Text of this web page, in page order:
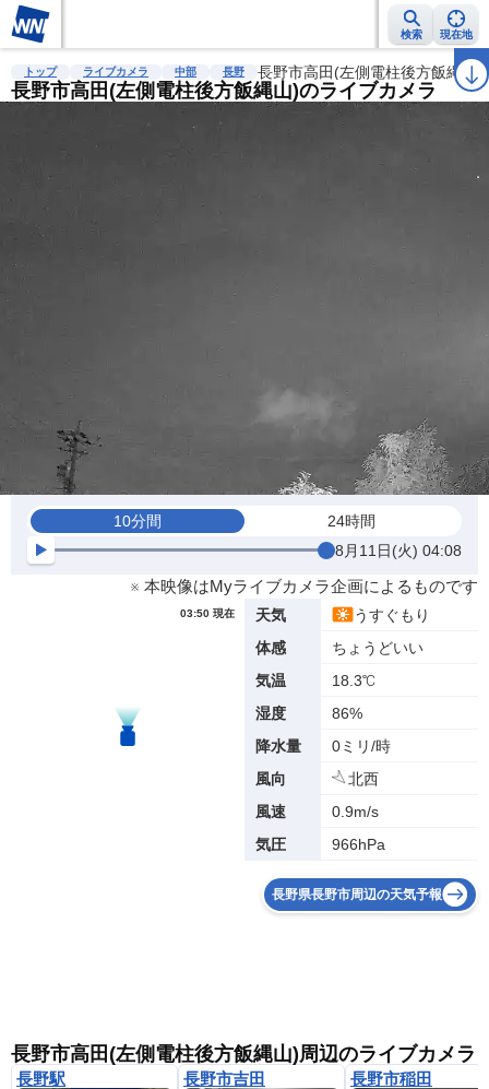
検索 現在地
雨雲レーダー 台風情報 地震情報 警報・注意報 2週間天気 ラ
トップ ライブカメラ 中部 長野 長野市高田(左側電柱後方飯縄山)
長野市高田(左側電柱後方飯縄山)のライブカメラ
10分間
24時間
8月11日(火) 04:08
※ 本映像はMyライブカメラ企画によるものです
03:50 現在 天気
うすぐもり
体感
ちょうどいい
気温
18.3℃
湿度
86%
降水量
0ミリ/時
風向
北西
風速
0.9m/s
気圧
966hPa
長野県長野市周辺の天気予報
長野市高田(左側電柱後方飯縄山)周辺のライブカメラ
長野駅 長野市吉田 長野市稲田